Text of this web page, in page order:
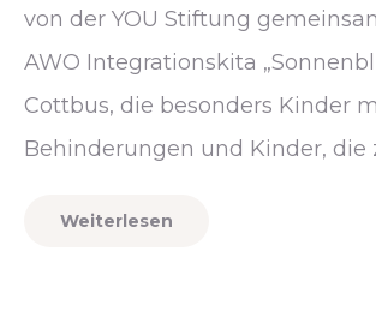
von der YOU Stiftung
AWO Integrationskita
Cottbus, die besonders Kinder
Behinderungen und Kinder, die
Weiterlesen